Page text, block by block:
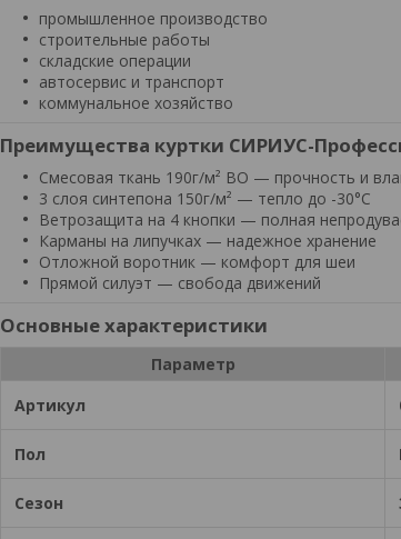
промышленное производство
строительные работы
складские операции
автосервис и транспорт
коммунальное хозяйство
Преимущества куртки СИРИУС-
Смесовая ткань 190г/м² ВО — прочность и
3 слоя синтепона 150г/м² — тепло до -30°C
Ветрозащита на 4 кнопки — полная
Карманы на липучках — надежное хранение
Отложной воротник — комфорт для шеи
Прямой силуэт — свобода движений
Основные характеристики
Параметр
Артикул
Пол
Сезон